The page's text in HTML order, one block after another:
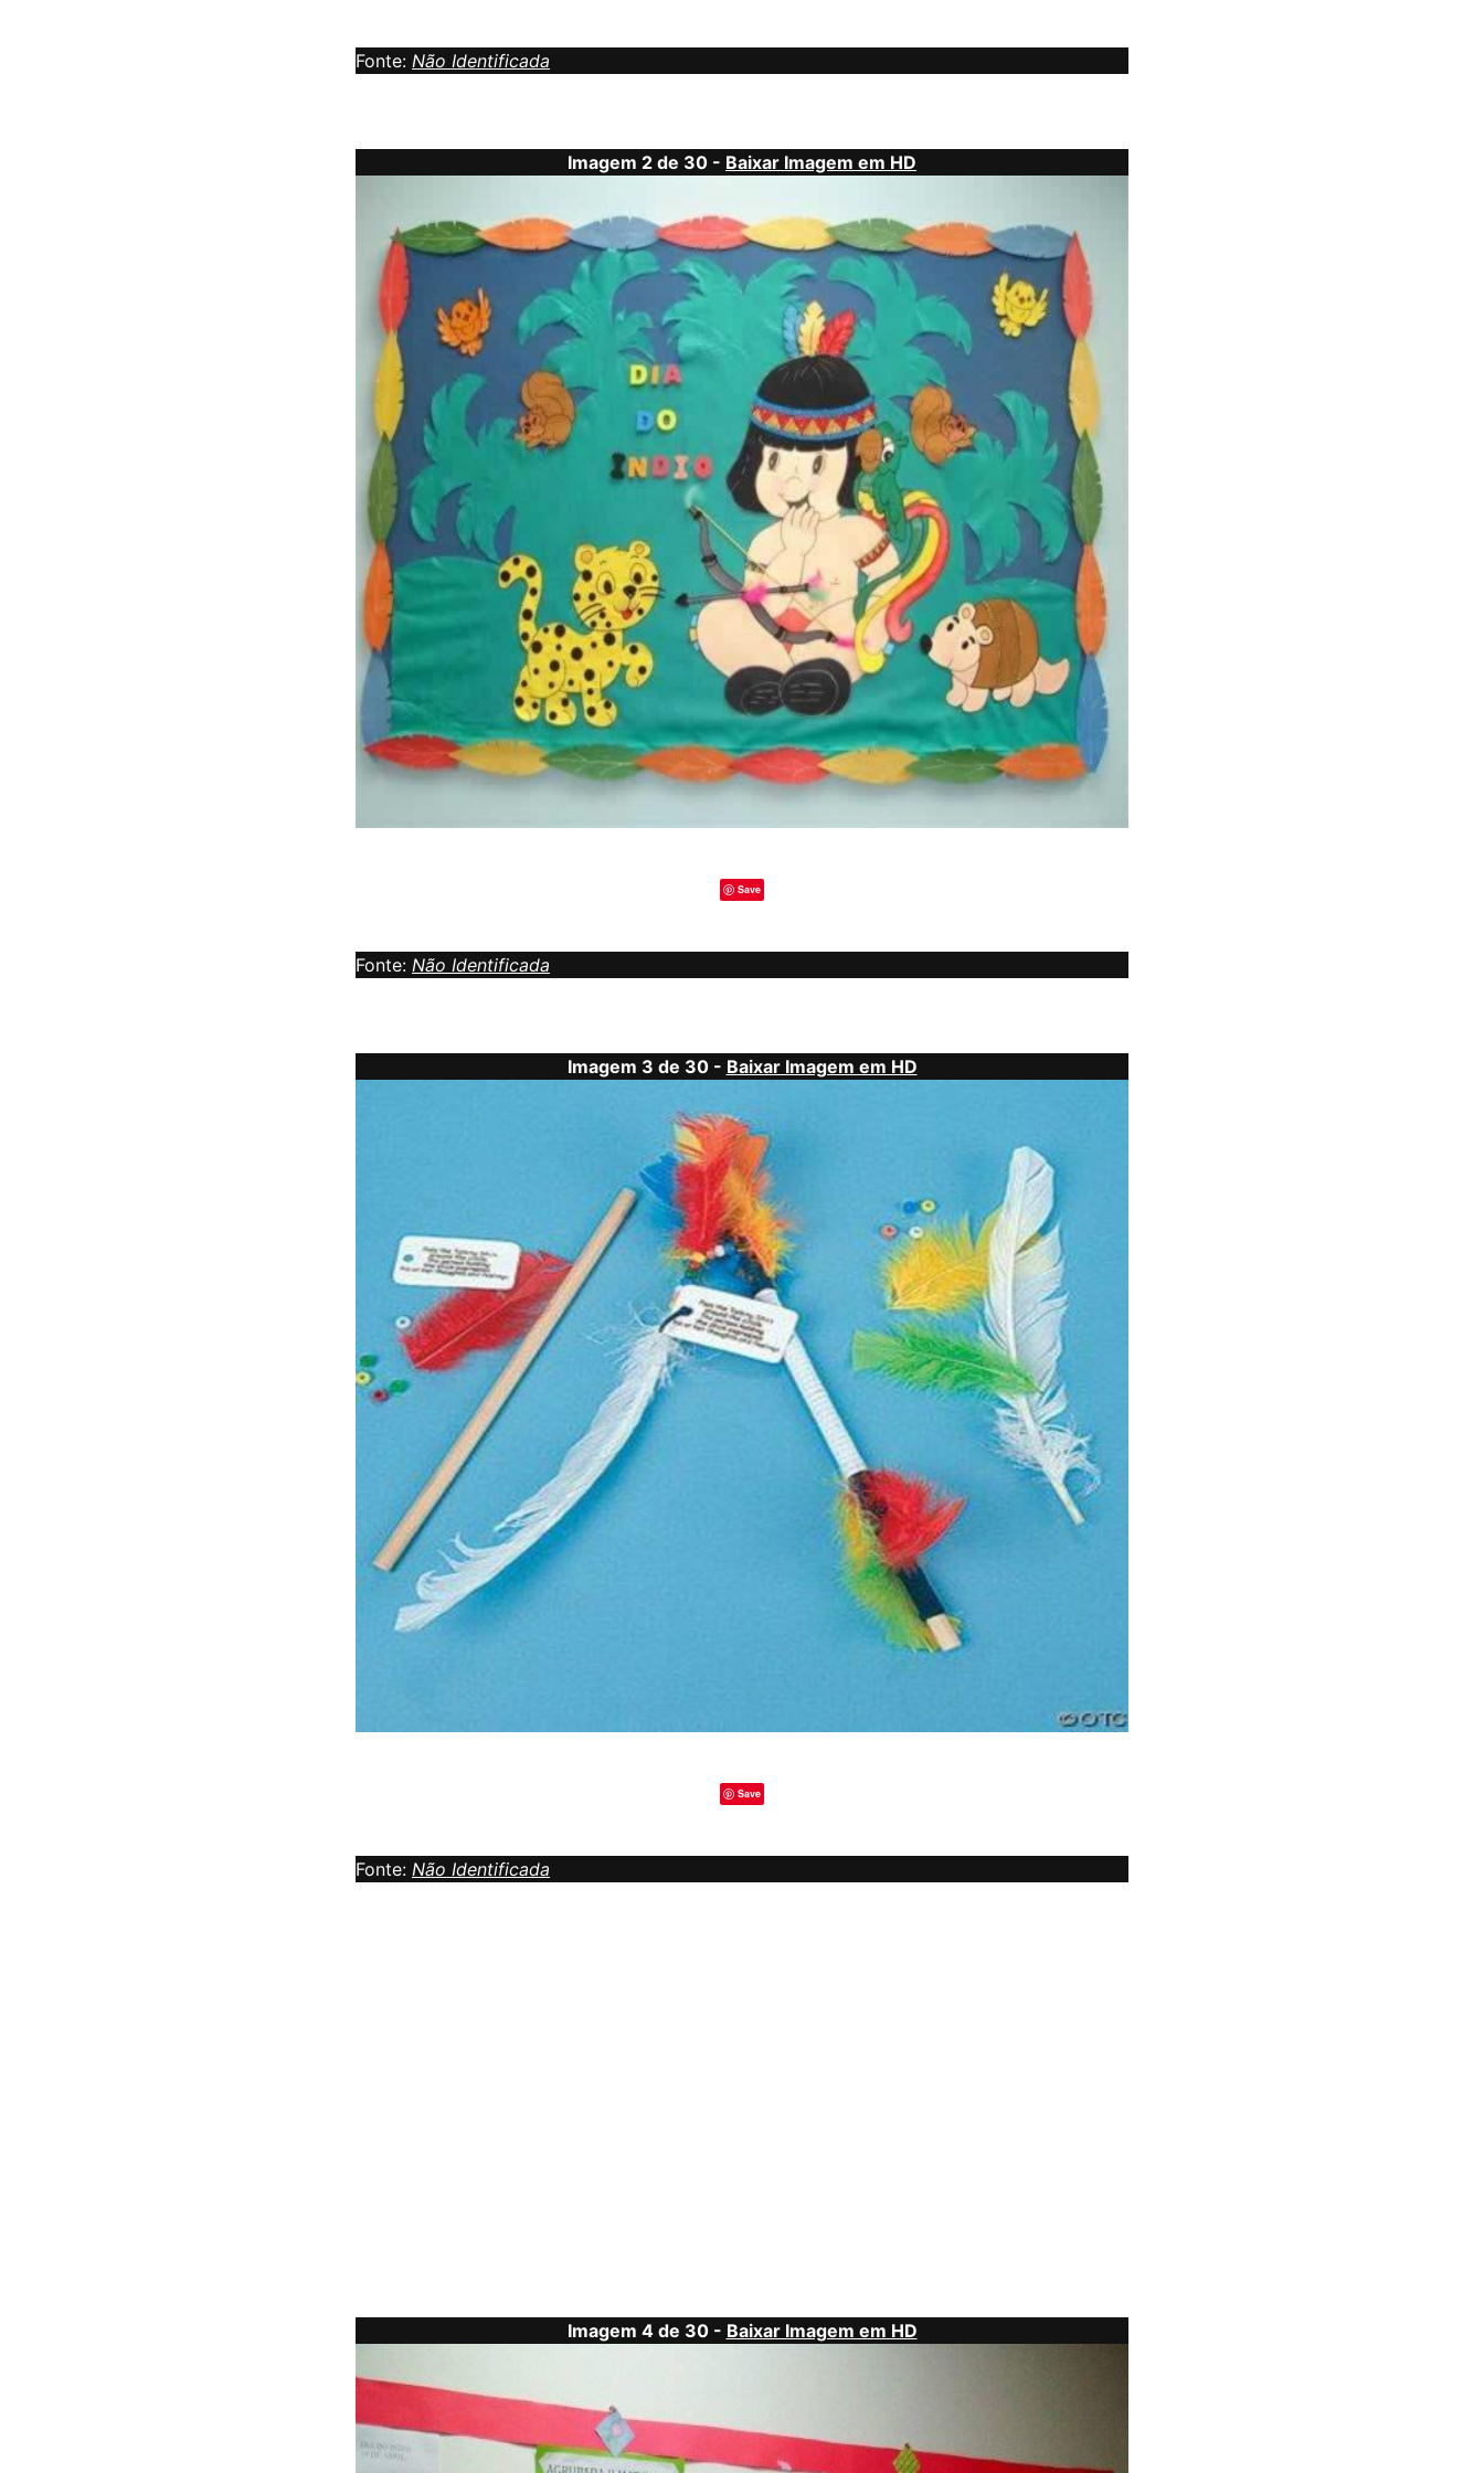
Fonte: Não Identificada
Imagem 2 de 30 - Baixar Imagem em HD
Save
Fonte: Não Identificada
Imagem 3 de 30 - Baixar Imagem em HD
Save
Fonte: Não Identificada
Imagem 4 de 30 - Baixar Imagem em HD